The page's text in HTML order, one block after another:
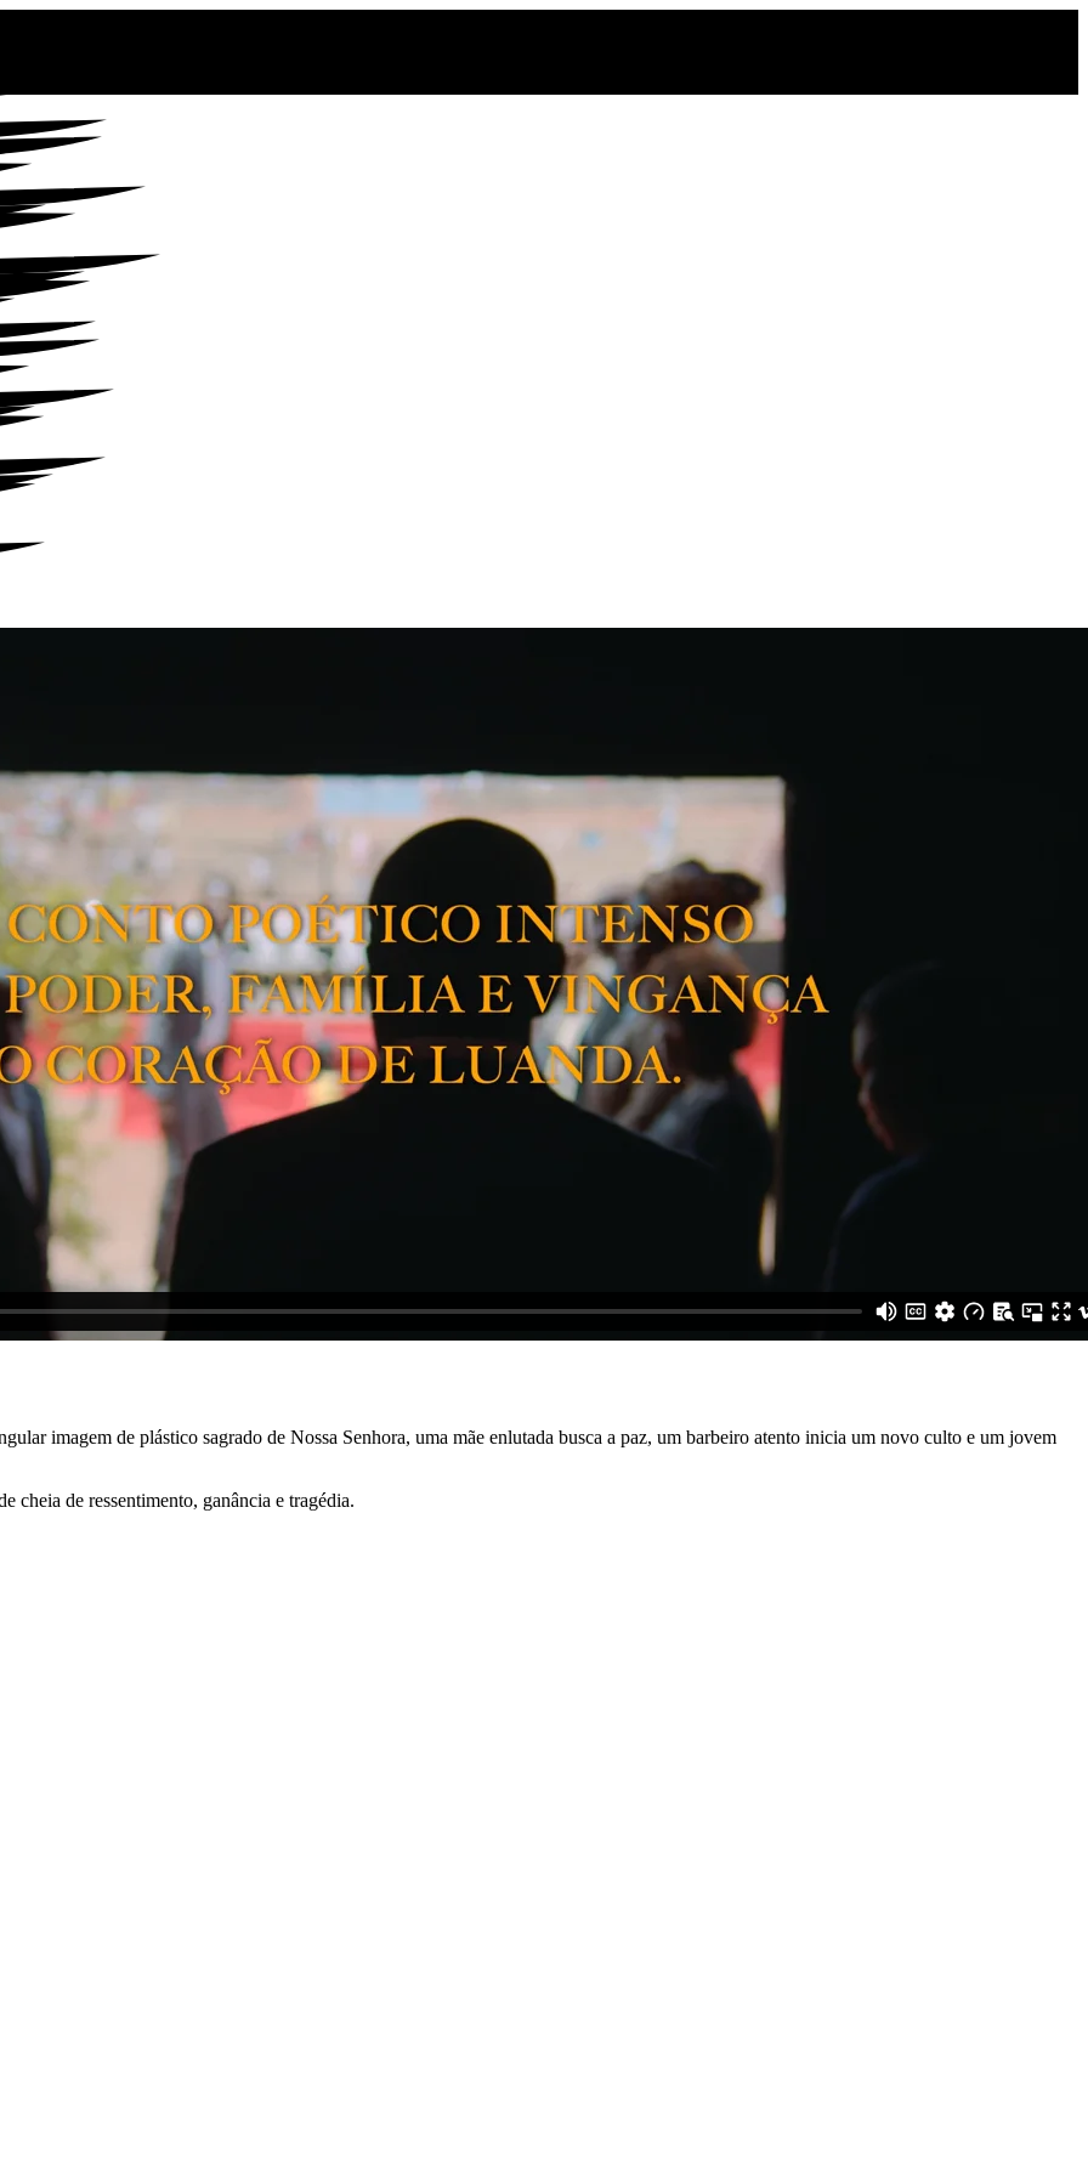
imagem de plástico sagrado de Nossa Senhora, uma mãe enlutada busca a paz, um barbeiro atento inicia um novo culto e um jovem
cheia de ressentimento, ganância e tragédia.